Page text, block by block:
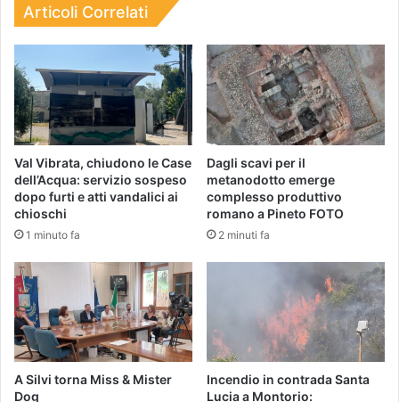
Articoli Correlati
Val Vibrata, chiudono le Case
dell’Acqua: servizio sospeso
dopo furti e atti vandalici ai
chioschi
1 minuto fa
Dagli scavi per il
metanodotto emerge
complesso produttivo
romano a Pineto FOTO
2 minuti fa
A Silvi torna Miss & Mister
Dog
Incendio in contrada Santa
Lucia a Montorio: